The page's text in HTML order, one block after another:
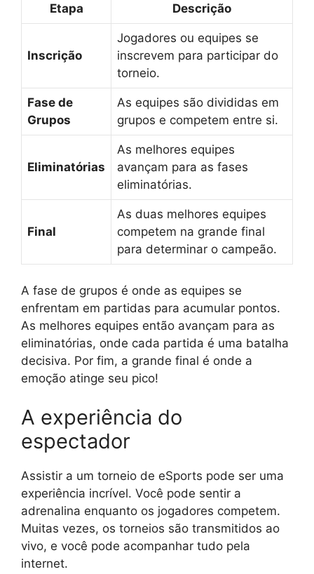
Etapa Descrição
Inscrição
Jogadores ou equipes se
inscrevem para participar do
torneio.
Fase de
Grupos
As equipes são divididas em
grupos e competem entre si.
Eliminatórias
As melhores equipes
avançam para as fases
eliminatórias.
Final
As duas melhores equipes
competem na grande final
para determinar o campeão.
A fase de grupos é onde as equipes se
enfrentam em partidas para acumular pontos.
As melhores equipes então avançam para as
eliminatórias, onde cada partida é uma batalha
decisiva. Por fim, a grande final é onde a
emoção atinge seu pico!
A experiência do
espectador
Assistir a um torneio de eSports pode ser uma
experiência incrível. Você pode sentir a
adrenalina enquanto os jogadores competem.
Muitas vezes, os torneios são transmitidos ao
vivo, e você pode acompanhar tudo pela
internet.